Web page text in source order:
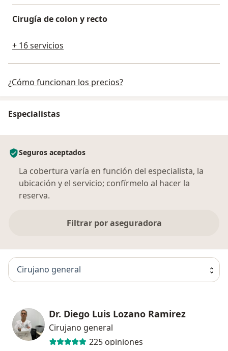
Cirugía de colon y recto
+ 16 servicios
¿Cómo funcionan los precios?
Especialistas
Seguros aceptados
La cobertura varía en función del especialista, la
ubicación y el servicio; confírmelo al hacer la
reserva.
Filtrar por aseguradora
Cirujano general
Dr. Diego Luis Lozano Ramirez
Cirujano general
225 opiniones